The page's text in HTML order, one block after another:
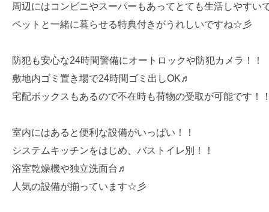
周辺にはコンビニやスーパーもあってとても生活しやすい
ペットと一緒に暮らせる特典付きがうれしいですね☆彡
防犯も安心な24時間警備にオートロックや防犯カメラ！！
敷地内ゴミ置き場で24時間ゴミ出しOK♬
宅配ボックスもあるので不在時も荷物の受取が可能です！
室内にはあると便利な設備がいっぱい！！
システムキッチンをはじめ、バストイレ別！！
浴室乾燥機や独立洗面台♬
人気の設備が揃っています☆彡